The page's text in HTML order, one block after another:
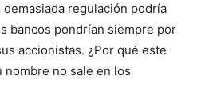
regulación podría
bancos pondrían siempre por
accionistas. ¿Por qué este
nombre no sale en los